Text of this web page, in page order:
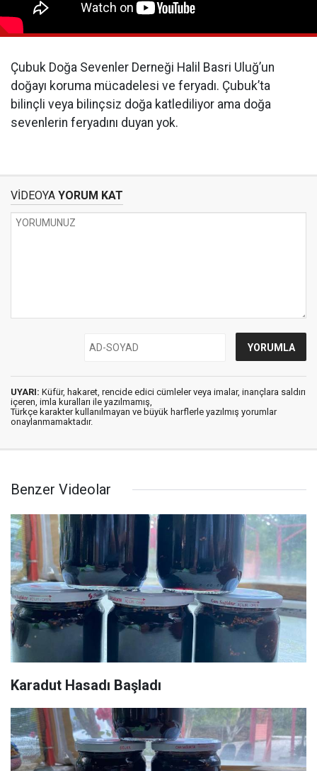
Çubuk Doğa Sevenler Derneği Halil Basri Uluğ’un
doğayı koruma mücadelesi ve feryadı. Çubuk’ta
bilinçli veya bilinçsiz doğa katlediliyor ama doğa
sevenlerin feryadını duyan yok.
VİDEOYA YORUM KAT
UYARI: Küfür, hakaret, rencide edici cümleler veya imalar, inançlara saldırı
içeren, imla kuralları ile yazılmamış,
Türkçe karakter kullanılmayan ve büyük harflerle yazılmış yorumlar
onaylanmamaktadır.
Benzer Videolar
Karadut Hasadı Başladı